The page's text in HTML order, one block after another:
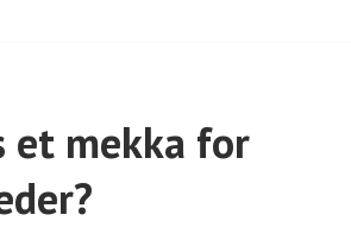
et mekka for